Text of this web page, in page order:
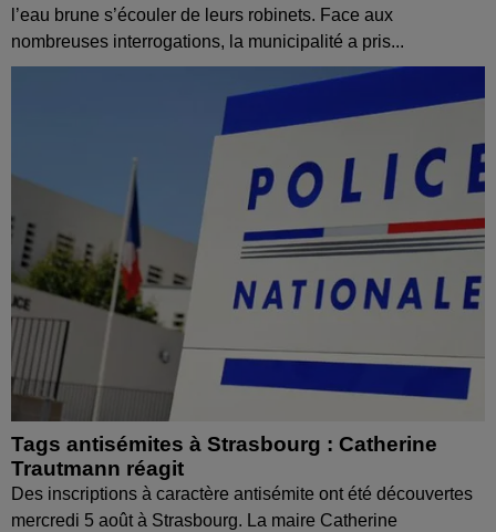
l’eau brune s’écouler de leurs robinets. Face aux
nombreuses interrogations, la municipalité a pris...
Tags antisémites à Strasbourg : Catherine
Trautmann réagit
Des inscriptions à caractère antisémite ont été découvertes
mercredi 5 août à Strasbourg. La maire Catherine